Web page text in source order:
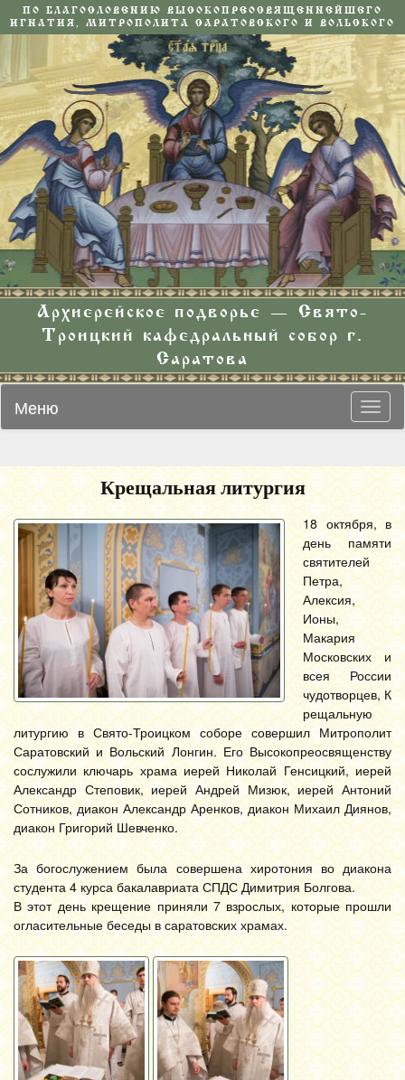
ПО БЛАГОСЛОВЕНИЮ ВЫСОКОПРЕОСВЯЩЕННЕЙШЕГО
ИГНАТИЯ, МИТРОПОЛИТА САРАТОВСКОГО И ВОЛЬСКОГО
Архиерейское подворье — Свято-
Троицкий кафедральный собор г.
Саратова
Меню
Крещальная литургия
18 октября, в
день памяти
святителей
Петра,
Алексия,
Ионы,
Макария
Московских и
всея России
чудотворцев, К
рещальную
литургию в Свято-Троицком соборе совершил Митрополит
Саратовский и Вольский Лонгин. Его Высокопреосвященству
сослужили ключарь храма иерей Николай Генсицкий, иерей
Александр Степовик, иерей Андрей Мизюк, иерей Антоний
Сотников, диакон Александр Аренков, диакон Михаил Диянов,
диакон Григорий Шевченко.
За богослужением была совершена хиротония во диакона
студента 4 курса бакалавриата СПДС Димитрия Болгова.
В этот день крещение приняли 7 взрослых, которые прошли
огласительные беседы в саратовских храмах.